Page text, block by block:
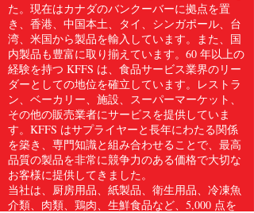
た。現在はカナダのバンクーバーに拠点を置
き、香港、中国本土、タイ、シンガポール、台
湾、米国から製品を輸入しています。また、国
内製品も豊富に取り揃えています。60 年以上の
経験を持つ KFFS は、食品サービス業界のリー
ダーとしての地位を確立しています。レストラ
ン、ベーカリー、施設、スーパーマーケット、
その他の販売業者にサービスを提供していま
す。KFFS はサプライヤーと長年にわたる関係
を築き、専門知識と組み合わせることで、最高
品質の製品を非常に競争力のある価格で大切な
お客様に提供してきました。
当社は、厨房用品、紙製品、衛生用品、冷凍魚
介類、肉類、鶏肉、生鮮食品など、5,000 点を